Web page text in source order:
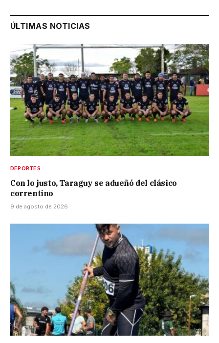
ÚLTIMAS NOTICIAS
DEPORTES
Con lo justo, Taraguy se adueñó del clásico
correntino
9 de agosto de 2026